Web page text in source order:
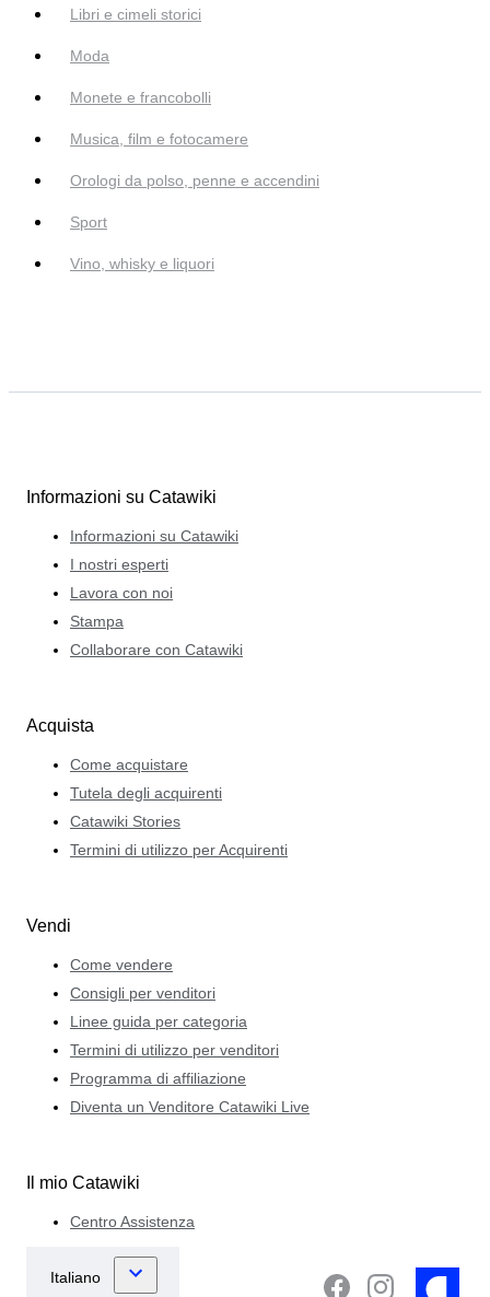
Libri e cimeli storici
Moda
Monete e francobolli
Musica, film e fotocamere
Orologi da polso, penne e accendini
Sport
Vino, whisky e liquori
Informazioni su Catawiki
Informazioni su Catawiki
I nostri esperti
Lavora con noi
Stampa
Collaborare con Catawiki
Acquista
Come acquistare
Tutela degli acquirenti
Catawiki Stories
Termini di utilizzo per Acquirenti
Vendi
Come vendere
Consigli per venditori
Linee guida per categoria
Termini di utilizzo per venditori
Programma di affiliazione
Diventa un Venditore Catawiki Live
Il mio Catawiki
Centro Assistenza